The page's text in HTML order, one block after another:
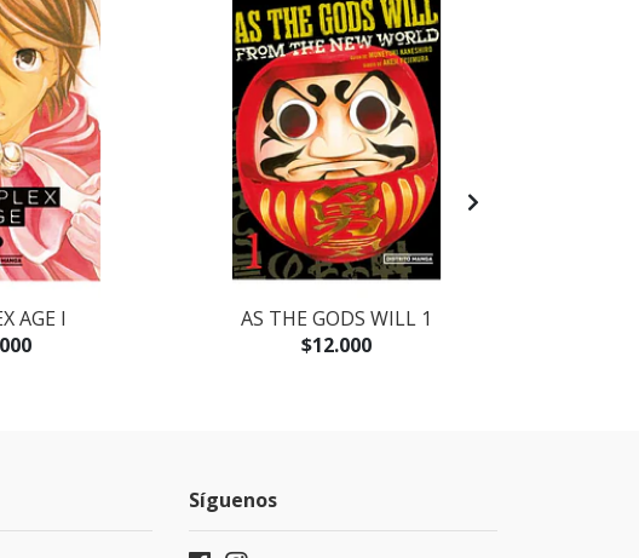
AGE I
AS THE GODS WILL 1
$12.000
Síguenos